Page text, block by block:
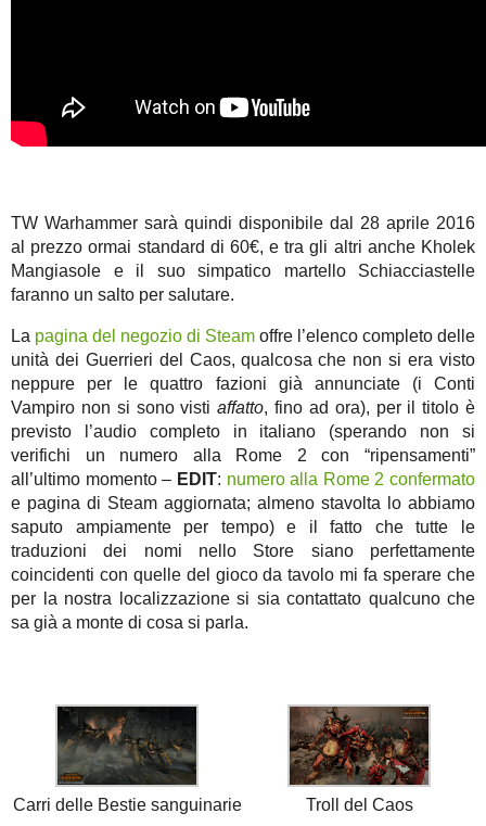
TW Warhammer sarà quindi disponibile dal 28 aprile 2016
al prezzo ormai standard di 60€, e tra gli altri anche Kholek
Mangiasole e il suo simpatico martello Schiacciastelle
faranno un salto per salutare.
La pagina del negozio di Steam offre l’elenco completo delle
unità dei Guerrieri del Caos, qualcosa che non si era visto
neppure per le quattro fazioni già annunciate (i Conti
Vampiro non si sono vistiaffatto, fino ad ora), per il titolo è
previsto l’audio completo in italiano (sperando non si
verifichi un numero alla Rome 2 con “ripensamenti”
all’ultimo momento – EDIT: numero alla Rome 2 confermato
e pagina di Steam aggiornata; almeno stavolta lo abbiamo
saputo ampiamente per tempo) e il fatto che tutte le
traduzioni dei nomi nello Store siano perfettamente
coincidenti con quelle del gioco da tavolo mi fa sperare che
per la nostra localizzazione si sia contattato qualcuno che
sa già a monte di cosa si parla.
Carri delle Bestie sanguinarie Troll del Caos